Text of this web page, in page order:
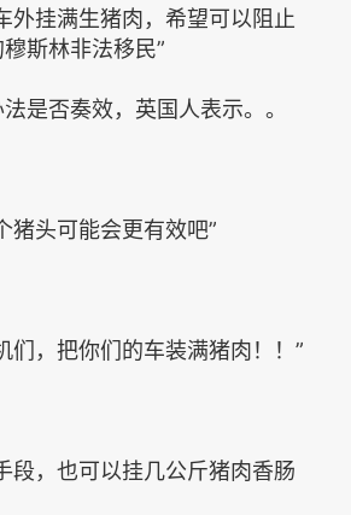
外挂满生猪肉，希望可以阻止
斯林非法移民”
是否奏效，英国人表示。。
猪头可能会更有效吧”
们，把你们的车装满猪肉！！”
段，也可以挂几公斤猪肉香肠